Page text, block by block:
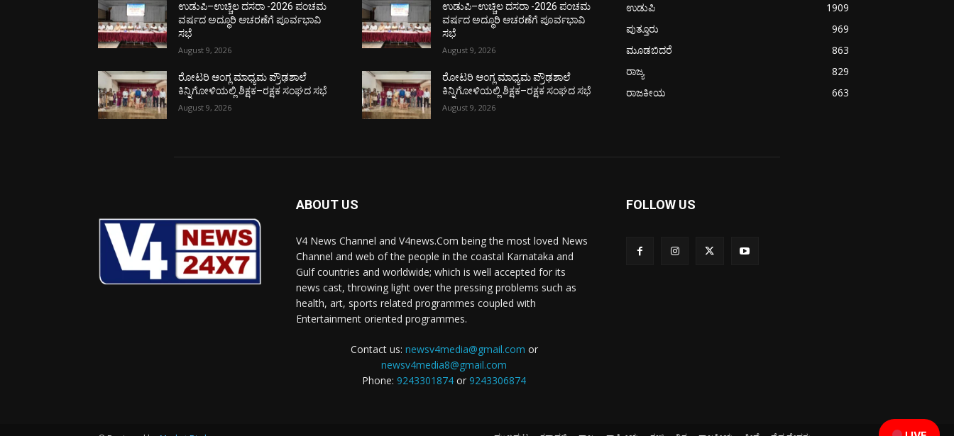
ಉಡುಪಿ–ಉಚ್ಚಿಲ ದಸರಾ -2026 ಪಂಚಮ
ವರ್ಷದ ಅದ್ಧೂರಿ ಆಚರಣೆಗೆ ಪೂರ್ವಭಾವಿ
ಸಭೆ
August 9, 2026
ರೋಟರಿ ಆಂಗ್ಲ ಮಾಧ್ಯಮ ಪ್ರೌಢಶಾಲೆ
ಕಿನ್ನಿಗೋಳಿಯಲ್ಲಿ ಶಿಕ್ಷಕ–ರಕ್ಷಕ ಸಂಘದ ಸಭೆ
August 9, 2026
ಉಡುಪಿ–ಉಚ್ಚಿಲ ದಸರಾ -2026 ಪಂಚಮ
ವರ್ಷದ ಅದ್ಧೂರಿ ಆಚರಣೆಗೆ ಪೂರ್ವಭಾವಿ
ಸಭೆ
August 9, 2026
ರೋಟರಿ ಆಂಗ್ಲ ಮಾಧ್ಯಮ ಪ್ರೌಢಶಾಲೆ
ಕಿನ್ನಿಗೋಳಿಯಲ್ಲಿ ಶಿಕ್ಷಕ–ರಕ್ಷಕ ಸಂಘದ ಸಭೆ
August 9, 2026
ಉಡುಪಿ
1909
ಪುತ್ತೂರು
969
ಮೂಡಬಿದರೆ
863
ರಾಜ್ಯ
829
ರಾಜಕೀಯ
663
ABOUT US
V4 News Channel and V4news.Com being the most loved News
Channel and web of the people in the coastal Karnataka and
Gulf countries and worldwide; which is well accepted for its
news cast, throwing light over the pressing problems such as
health, art, sports related programmes coupled with
Entertainment oriented programmes.
Contact us: newsv4media@gmail.com or
newsv4media8@gmail.com
Phone: 9243301874 or 9243306874
FOLLOW US